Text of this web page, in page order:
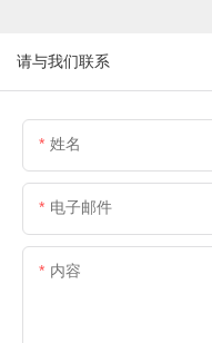
请与我们联系
姓名
电子邮件
内容